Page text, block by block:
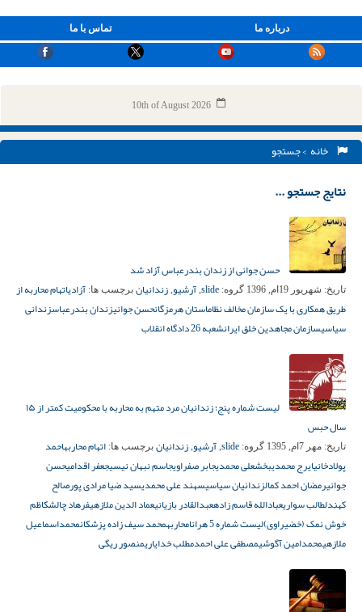
تماس با ما درباره ما
10th of August 2026
خانه > جستجو
نتایج جستجو ...
حسن جوانی از زندان بندرعباس آزاد شد
تاریخ: شهریور 19ام, 1396 گروه: slide
, آرشیو, زندانیان برچسب ها: آزادیاتهام محاربه از
طریق همکاری با یک سازمان مخالف نظاماستان هرمزگانحسن جوانیزندان بندرعباسزندانی
سیاسیسازمان مجاهدین خلق ایرانشعبه 26 دادگاه انقلاب
لیست شماره پنج؛ زندانیان مرد متهم به محاربه با محکومیت کمتر از ۱۵
سال حبس
تاریخ: مهر 7ام, 1395 گروه: slide
, آرشیو, زندانیان برچسب ها: اتهام محاربهاحمد
پولادخانیایرج محمدیبخشعلی محمدیجابر صفراویجاسم نبهان نیسیجعفر اقدامیحسن
جوانیرمضان احمد کمالزندانیان سیاسیسهند علی محمدیسید ضیا مرادی پورصالح
کهندلطالب سواریعبادالله قاسم زادهعبدالقادر بازیانیعماد الدین ملازهیفرهاد چالشکاظم
خوش نمک (خضیراوی)لیست شماره 5 هرانا محاربهمحمد سیف زاده پزشکانمحمداسماعیل
ملازهیمحمدامین آگوشیمصطفی علی احمدمطلب خدایاریمنصور ریگی